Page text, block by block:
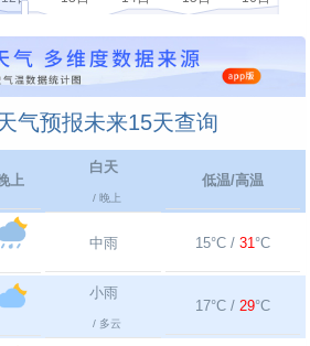
气预报未来15天查询
上
白天
/ 晚上
低温/高温
中雨 15°C / 31°C
小雨
/ 多云
17°C / 29°C